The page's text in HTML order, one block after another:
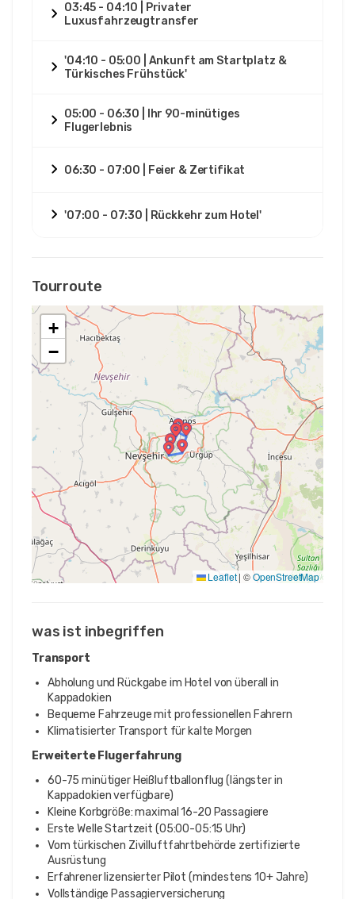
03:45 - 04:10 | Privater
Luxusfahrzeugtransfer
'04:10 - 05:00 | Ankunft am Startplatz &
Türkisches Frühstück'
05:00 - 06:30 | Ihr 90-minütiges
Flugerlebnis
06:30 - 07:00 | Feier & Zertifikat
'07:00 - 07:30 | Rückkehr zum Hotel'
Tourroute
+
−
Leaflet | ©OpenStreetMap
was ist inbegriffen
Transport
Abholung und Rückgabe im Hotel von überall in
Kappadokien
Bequeme Fahrzeuge mit professionellen Fahrern
Klimatisierter Transport für kalte Morgen
Erweiterte Flugerfahrung
60-75 minütiger Heißluftballonflug (längster in
Kappadokien verfügbare)
Kleine Korbgröße: maximal 16-20 Passagiere
Erste Welle Startzeit (05:00-05:15 Uhr)
Vom türkischen Zivilluftfahrtbehörde zertifizierte
Ausrüstung
Erfahrener lizensierter Pilot (mindestens 10+ Jahre)
Vollständige Passagierversicherung